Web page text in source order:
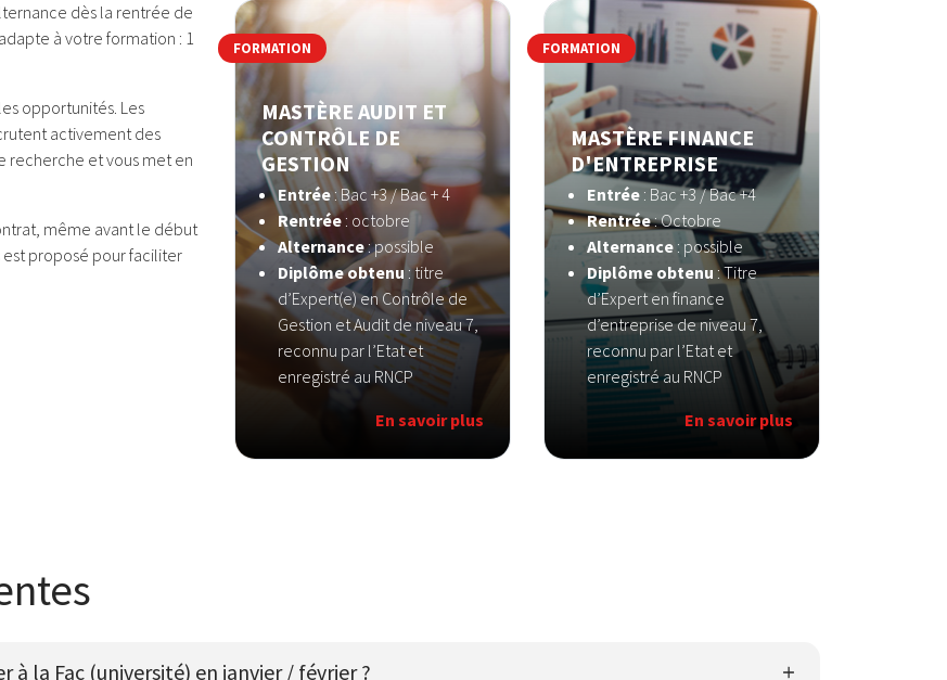
dès la rentrée de
à votre formation : 1
opportunités. Les
activement des
recherche et vous met en
même avant le début
est proposé pour faciliter
MASTÈRE AUDIT ET
CONTRÔLE DE
GESTION
Entrée: Bac +3 / Bac + 4
Rentrée : octobre
Alternance: possible
Diplôme obtenu : titre
d’Expert(e) en Contrôle de
Gestion et Audit de niveau 7,
reconnu par l’Etat et
enregistré au RNCP
En savoir plus
FORMATION
MASTÈRE FINANCE
D'ENTREPRISE
Entrée : Bac +3 / Bac +4
Rentrée: Octobre
Alternance : possible
Diplôme obtenu: Titre
d’Expert en finance
d’entreprise de niveau 7,
reconnu par l’Etat et
enregistré au RNCP
En savoir plus
FORMATION
à la Fac (université) en janvier / février ?